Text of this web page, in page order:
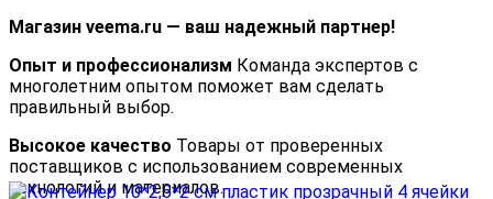
Магазин veema.ru — ваш надежный партнер!
Опыт и профессионализм Команда экспертов с
многолетним опытом поможет вам сделать
правильный выбор.
Высокое качество Товары от проверенных
поставщиков с использованием современных
технологий и материалов.